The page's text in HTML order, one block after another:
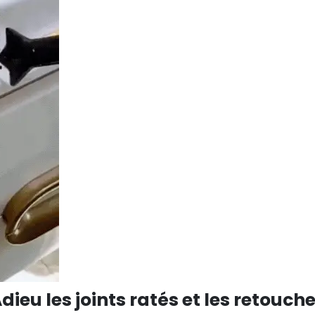
les joints ratés et les